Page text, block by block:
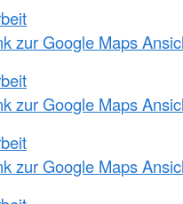
zur Google Maps
zur Google Maps
zur Google Maps